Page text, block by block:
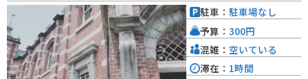
楽しむこともできます。（有料、予約優先、4台のみ）所要時間約40分。お花
好きやカメラが趣味の方、カップルにもおすすめのスポットです。
駐車： 駐車場なし
予算： 300円
混雑： 空いている
滞在： 1時間